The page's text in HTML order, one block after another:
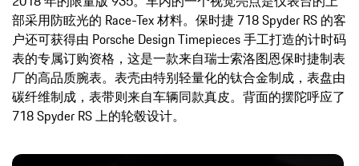
部采用防眩光的 Race-Tex 材料。保时捷 718 Spyder RS 的客
户还可获得由 Porsche Design Timepieces 手工打造的计时码
表的专属订购资格，这是一款来自瑞士索洛图恩保时捷制表
厂的高品质腕表。表壳由特别轻量化的钛合金制成，表盘由
碳纤维制成，表带则来自车辆同款真皮。背面的摆陀呼应了
718 Spyder RS 上的轮毂设计。